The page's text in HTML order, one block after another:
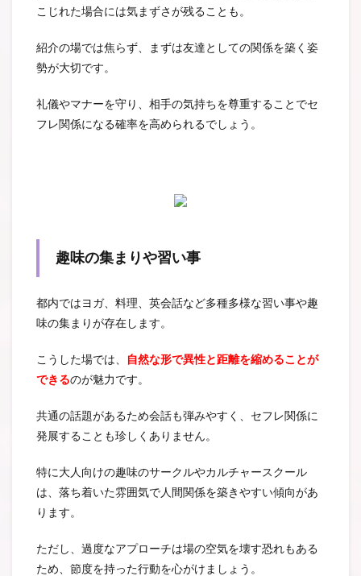
こじれた場合には気まずさが残ることも。
紹介の場では焦らず、まずは友達としての関係を築く姿
勢が大切です。
礼儀やマナーを守り、相手の気持ちを尊重することでセ
フレ関係になる確率を高められるでしょう。
趣味の集まりや習い事
都内ではヨガ、料理、英会話など多種多様な習い事や趣
味の集まりが存在します。
こうした場では、
自然な形で異性と距離を縮めることが
できるのが魅力です。
共通の話題があるため会話も弾みやすく、セフレ関係に
発展することも珍しくありません。
特に大人向けの趣味のサークルやカルチャースクール
は、落ち着いた雰囲気で人間関係を築きやすい傾向があ
ります。
ただし、過度なアプローチは場の空気を壊す恐れもある
ため、節度を持った行動を心がけましょう。